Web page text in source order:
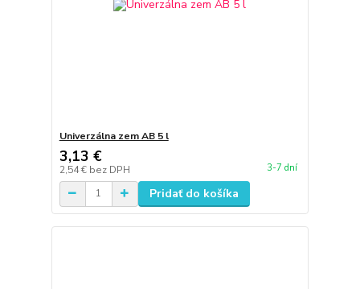
Univerzálna zem AB 5 l
3,13 €
2,54 € bez DPH 3-7 dní
Pridať do košíka